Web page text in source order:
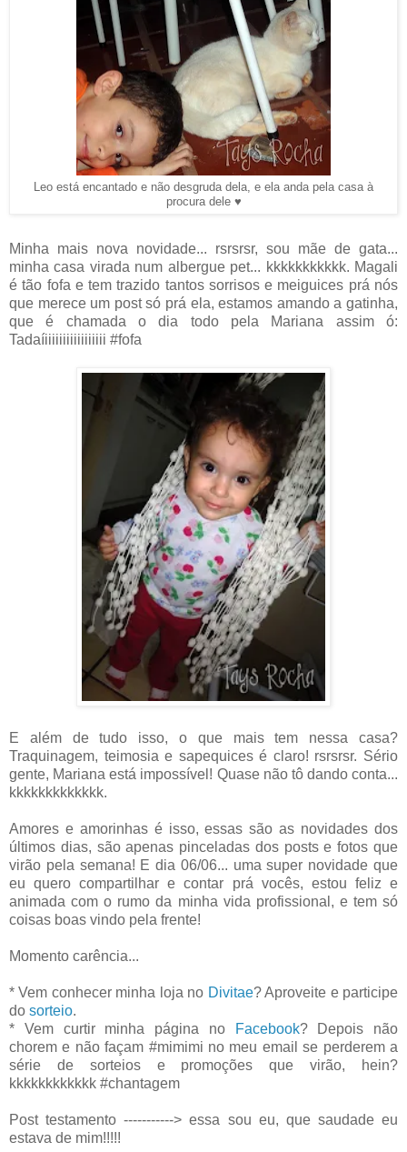
Leo está encantado e não desgruda dela, e ela anda pela casa à
procura dele ♥
Minha mais nova novidade... rsrsrsr, sou mãe de gata...
minha casa virada num albergue pet... kkkkkkkkkkk. Magali
é tão fofa e tem trazido tantos sorrisos e meiguices prá nós
que merece um post só prá ela, estamos amando a gatinha,
que é chamada o dia todo pela Mariana assim ó:
Tadaíiiiiiiiiiiiiiiiii #fofa
E além de tudo isso, o que mais tem nessa casa?
Traquinagem, teimosia e sapequices é claro! rsrsrsr. Sério
gente, Mariana está impossível! Quase não tô dando conta...
kkkkkkkkkkkkk.
Amores e amorinhas é isso, essas são as novidades dos
últimos dias, são apenas pinceladas dos posts e fotos que
virão pela semana! E dia 06/06... uma super novidade que
eu quero compartilhar e contar prá vocês, estou feliz e
animada com o rumo da minha vida profissional, e tem só
coisas boas vindo pela frente!
Momento carência...
* Vem conhecer minha loja no Divitae? Aproveite e participe
do sorteio.
* Vem curtir minha página no
Facebook? Depois não
chorem e não façam #mimimi no meu email se perderem a
série de sorteios e promoções que virão, hein?
kkkkkkkkkkkk #chantagem
Post testamento -----------> essa sou eu, que saudade eu
estava de mim!!!!!